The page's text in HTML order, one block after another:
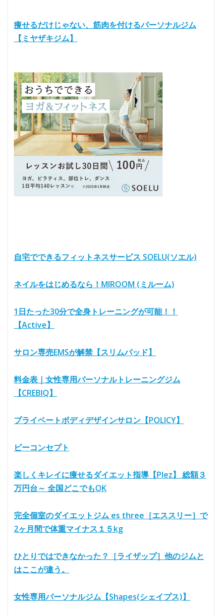
痩せるだけじゃない、筋肉を付けるパーソナルジム
【ミヤザキジム】
自宅でできるフィットネスサービス SOELU(ソエル)
ネイルをはじめるなら！MIROOM (ミルーム)
1日たった30分で全身トレーニングが可能！！
【Active】
サロン専売EMSが解禁【スリムパッド】
料金表｜女性専用パーソナルトレーニングジム
【CREBIQ】
プライベートボディデザインサロン【POLICY】
ビーコンセプト
楽しくキレイに痩せるダイエット指導【Plez】 総額３
万円台～ 全国どこでもOK
完全個室のダイエットジム es three［エススリー］で
2ヶ月間で体重マイナス１５kg
ひとりではできなかった？［ライザップ］他のジムと
はここが違う。
女性専用パーソナルジム【Shapes(シェイプス)】